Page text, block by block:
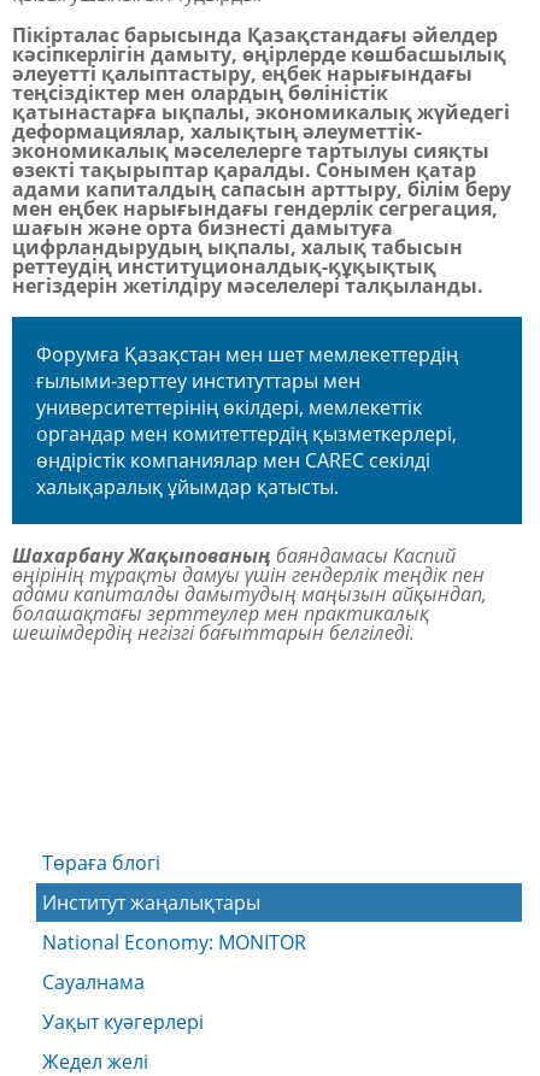
Пікірталас барысында Қазақстандағы әйелдер
кәсіпкерлігін дамыту, өңірлерде көшбасшылық
әлеуетті қалыптастыру, еңбек нарығындағы
теңсіздіктер мен олардың бөліністік
қатынастарға ықпалы, экономикалық жүйедегі
деформациялар, халықтың әлеуметтік-
экономикалық мәселелерге тартылуы сияқты
өзекті тақырыптар қаралды. Сонымен қатар
адами капиталдың сапасын арттыру, білім беру
мен еңбек нарығындағы гендерлік сегрегация,
шағын және орта бизнесті дамытуға
цифрландырудың ықпалы, халық табысын
реттеудің институционалдық-құқықтық
негіздерін жетілдіру мәселелері талқыланды.
Форумға Қазақстан мен шет мемлекеттердің
ғылыми-зерттеу институттары мен
университеттерінің өкілдері, мемлекеттік
органдар мен комитеттердің қызметкерлері,
өндірістік компаниялар мен CAREC секілді
халықаралық ұйымдар қатысты.
Шахарбану Жақыпованың баяндамасы Каспий
өңірінің тұрақты дамуы үшін гендерлік теңдік пен
адами капиталды дамытудың маңызын айқындап,
болашақтағы зерттеулер мен практикалық
шешімдердің негізгі бағыттарын белгіледі.
Төраға блогі
Институт жаңалықтары
National Economy: MONITOR
Сауалнама
Уақыт куәгерлері
Жедел желі